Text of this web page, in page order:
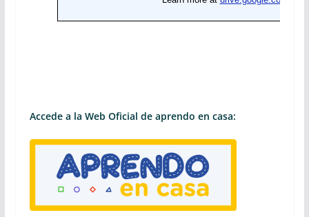
Accede a la Web Oficial de aprendo en casa: